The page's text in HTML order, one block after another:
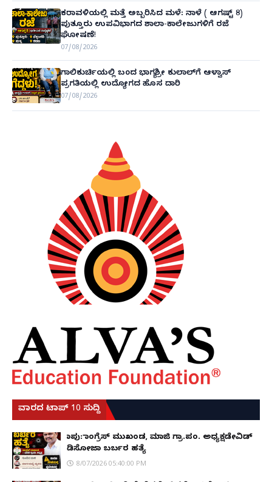
ಕರಾವಳಿಯಲ್ಲಿ ಮತ್ತೆ ಅಬ್ಬರಿಸಿದ ಮಳೆ: ನಾಳೆ ( ಆಗಷ್ಟ್ 8)
ಪುತ್ತೂರು ಉಪವಿಭಾಗದ ಶಾಲಾ-ಕಾಲೇಜುಗಳಿಗೆ ರಜೆ
ಘೋಷಣೆ!
07/08/2026
ಗಾಲಿಕುರ್ಚಿಯಲ್ಲಿ ಬಂದ ಭಾಗ್ಯಶ್ರೀ ಕುಲಾಲ್‌ಗೆ ಆಳ್ವಾಸ್
ಪ್ರಗತಿಯಲ್ಲಿ ಉದ್ಯೋಗದ ಹೊಸ ದಾರಿ
07/08/2026
ವಾರದ ಟಾಪ್ 10 ಸುದ್ದಿ
ಕಾಪು: ಕಾಂಗ್ರೆಸ್ ಮುಖಂಡ, ಮಾಜಿ ಗ್ರಾ.ಪಂ. ಅಧ್ಯಕ್ಷಡೇವಿಡ್
ಡಿಸೋಜಾ ಬರ್ಬರ ಹತ್ಯೆ
8/07/2026 05:40:00 PM